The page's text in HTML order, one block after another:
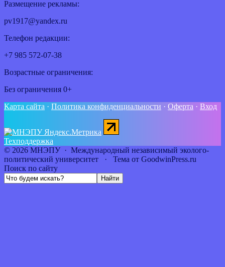
Размещение рекламы:
pv1917@yandex.ru
Телефон редакции:
+7 985 572-07-38
Возрастные ограничения:
Без ограничения 0+
Карта сайта · Политика конфиденциальности · Оферта · Вход
Техподдержка
© 2026 МНЭПУ· Международный независимый эколого-
политический университет
· Тема от GoodwinPress.ru
Поиск по сайту